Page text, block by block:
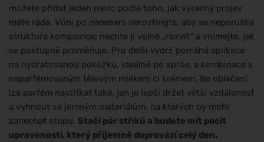
můžete přidat jeden navíc podle toho, jak výrazný projev
máte ráda. Vůni po nanesení neroztírejte, aby se neporušila
struktura kompozice; nechte ji volně „rozvít“ a vnímejte, jak
se postupně proměňuje. Pro delší výdrž pomáhá aplikace
na hydratovanou pokožku, ideálně po sprše, a kombinace s
neparfémovaným tělovým mlékem či krémem. Na oblečení
lze parfém nastříkat také, jen je lepší držet větší vzdálenost
a vyhnout se jemným materiálům, na kterých by mohl
zanechat stopu. Stačí pár střiků a budete mít pocit
upravenosti, který příjemně doprovází celý den.